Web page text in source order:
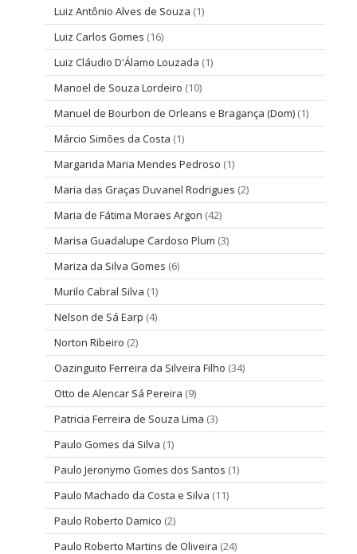
Luiz Antônio Alves de Souza (1)
Luiz Carlos Gomes (16)
Luiz Cláudio D'Álamo Louzada (1)
Manoel de Souza Lordeiro (10)
Manuel de Bourbon de Orleans e Bragança (Dom) (1)
Márcio Simões da Costa (1)
Margarida Maria Mendes Pedroso (1)
Maria das Graças Duvanel Rodrigues (2)
Maria de Fátima Moraes Argon (42)
Marisa Guadalupe Cardoso Plum (3)
Mariza da Silva Gomes (6)
Murilo Cabral Silva (1)
Nelson de Sá Earp (4)
Norton Ribeiro (2)
Oazinguito Ferreira da Silveira Filho (34)
Otto de Alencar Sá Pereira (9)
Patricia Ferreira de Souza Lima (3)
Paulo Gomes da Silva (1)
Paulo Jeronymo Gomes dos Santos (1)
Paulo Machado da Costa e Silva (11)
Paulo Roberto Damico (2)
Paulo Roberto Martins de Oliveira (24)